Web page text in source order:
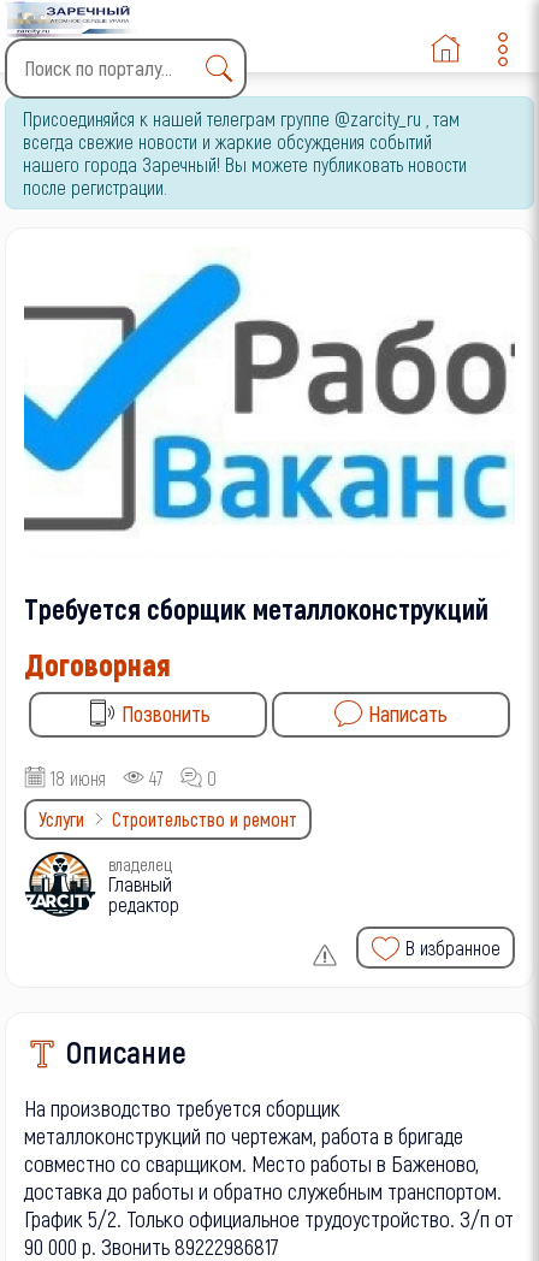
Type 2 or more characters
for results.
Присоединяйся к нашей телеграм группе @zarcity_ru , там
всегда свежие новости и жаркие обсуждения событий
нашего города Заречный! Вы можете публиковать новости
после регистрации.
Требуется сборщик металлоконструкций
Договорная
Позвонить Написать
18 июня 47
0
Услуги
Строительство и ремонт
владелец
Главный
редактор
В избранное
Описание
На производство требуется сборщик
металлоконструкций по чертежам, работа в бригаде
совместно со сварщиком. Место работы в Баженово,
доставка до работы и обратно служебным транспортом.
График 5/2. Только официальное трудоустройство. З/п от
90 000 р. Звонить 89222986817